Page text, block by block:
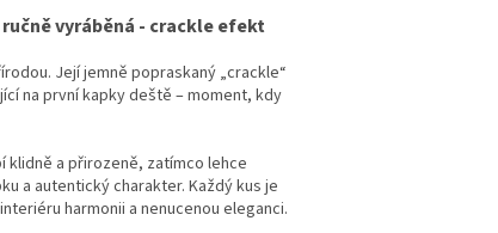
vyráběná - crackle efekt
Její jemně popraskaný „crackle“
na první kapky deště – moment, kdy
klidně a přirozeně, zatímco lehce
a autentický charakter. Každý kus je
harmonii a nenucenou eleganci.